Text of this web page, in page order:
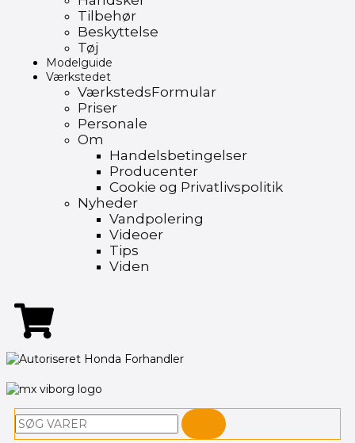
Tilbehør
Beskyttelse
Tøj
Modelguide
Værkstedet
VærkstedsFormular
Priser
Personale
Om
Handelsbetingelser
Producenter
Cookie og Privatlivspolitik
Nyheder
Vandpolering
Videoer
Tips
Viden
Søg